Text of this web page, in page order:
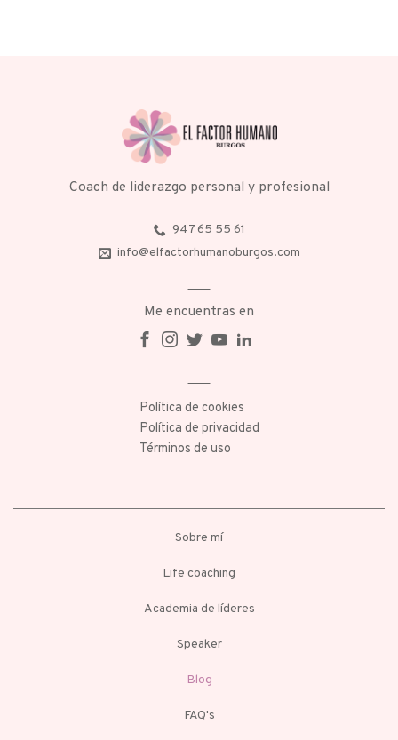
Coach de liderazgo personal y profesional
947 65 55 61
info@elfactorhumanoburgos.com
Me encuentras en
Política de cookies
Política de privacidad
Términos de uso
Sobre mí
Life coaching
Academia de líderes
Speaker
Blog
FAQ's